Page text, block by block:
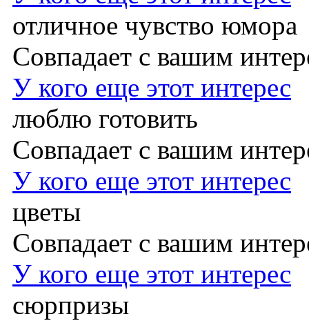
отличное чувство юмора
Совпадает с вашим
У кого еще этот интерес
люблю готовить
Совпадает с вашим
У кого еще этот интерес
цветы
Совпадает с вашим
У кого еще этот интерес
сюрпризы